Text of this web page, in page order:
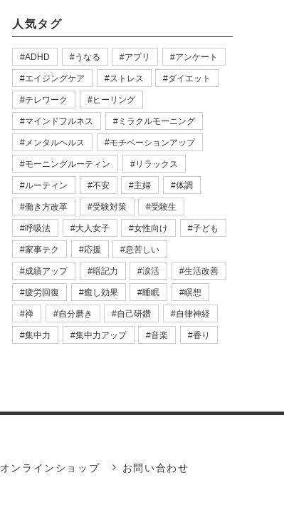
人気タグ
ADHD うなる アプリ アンケート
エイジングケア ストレス ダイエット
テレワーク ヒーリング
マインドフルネス ミラクルモーニング
メンタルヘルス モチベーションアップ
モーニングルーティン リラックス
ルーティン 不安 主婦 体調
働き方改革 受験対策 受験生
呼吸法 大人女子 女性向け 子ども
家事テク 応援 息苦しい
成績アップ 暗記力 涙活 生活改善
疲労回復 癒し効果 睡眠 瞑想
禅 自分磨き 自己研鑽 自律神経
集中力 集中力アップ 音楽 香り
オンラインショップ お問い合わせ